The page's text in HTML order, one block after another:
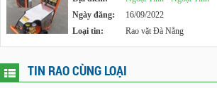
Ngày đăng:
16/09/2022
Loại tin:
Rao vặt Đà Nẵng
TIN RAO CÙNG LOẠI